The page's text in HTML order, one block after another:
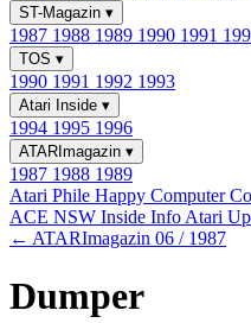
ST-Magazin ▾
1987 1988 1989 1990 1991
TOS ▾
1990 1991 1992 1993
Atari Inside ▾
1994 1995 1996
ATARImagazin ▾
1987 1988 1989
Atari Phile Happy Computer
ACE NSW Inside Info Atari
← ATARImagazin 06 / 1987
Dumper